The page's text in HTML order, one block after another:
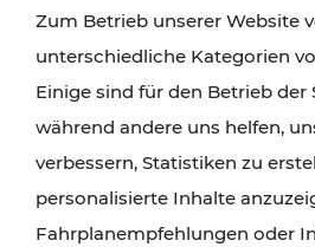
Wanderungen, Kultur und
Radtouren oder purer
Attraktionen sind mit den
Angeboten des VOR gut und
Zum Betrieb unserer Website
unterschiedliche Kategorien
Einige sind für den Betrieb der
während andere uns helfen,
verbessern, Statistiken zu
personalisierte Inhalte
Fahrplanempfehlungen oder